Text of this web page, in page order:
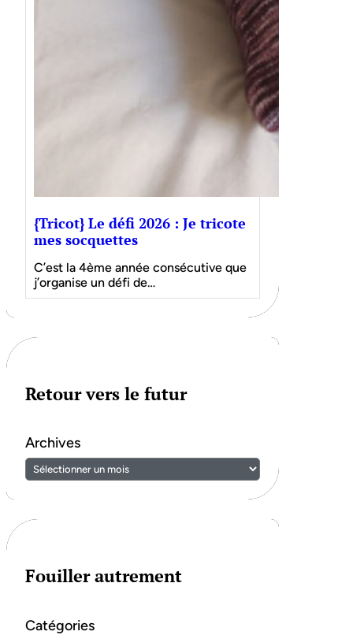
{Tricot} Le défi 2026 : Je tricote
mes socquettes
C’est la 4ème année consécutive que
j’organise un défi de…
Retour vers le futur
Archives
Fouiller autrement
Catégories